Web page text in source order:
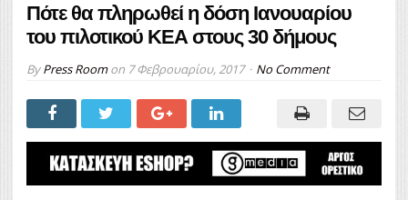
Πότε θα πληρωθεί η δόση Ιανουαρίου
του πιλοτικού ΚΕΑ στους 30 δήμους
ByPress Roomon 7 Φεβρουαρίου, 2017 No Comment